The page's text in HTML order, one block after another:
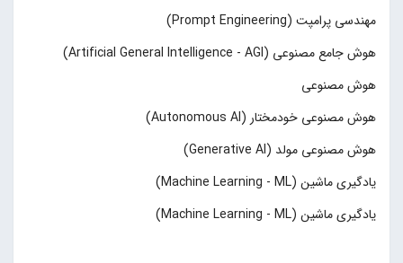
مهندسی پرامپت (Prompt Engineering)
هوش جامع مصنوعی (Artificial General Intelligence - AGI)
هوش مصنوعی
هوش مصنوعی خودمختار (Autonomous AI)
هوش مصنوعی مولد (Generative AI)
یادگیری ماشین (Machine Learning - ML)
یادگیری ماشین (Machine Learning - ML)